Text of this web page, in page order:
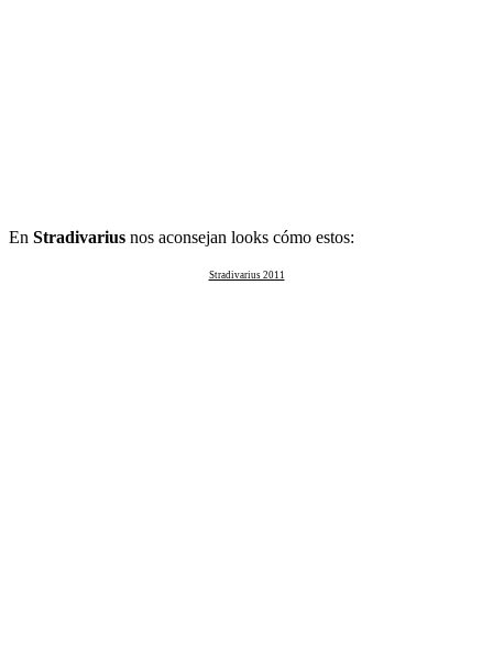
En Stradivarius nos aconsejan looks cómo estos:
Stradivarius 2011